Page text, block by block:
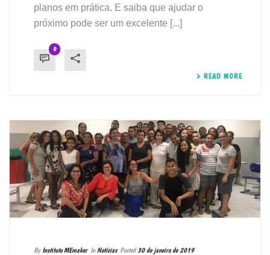
planos em prática. E saiba que ajudar o
próximo pode ser um excelente [...]
0
READ MORE
By Instituto MEmaker In Notícias Posted 30 de janeiro de 2019